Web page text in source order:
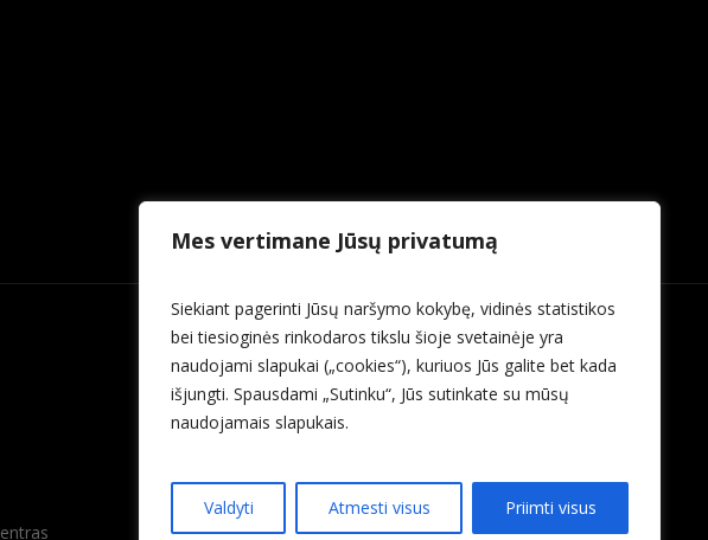
Mes vertimane Jūsų privatumą
Siekiant pagerinti Jūsų naršymo kokybę, vidinės statistikos
bei tiesioginės rinkodaros tikslu šioje svetainėje yra
naudojami slapukai („cookies“), kuriuos Jūs galite bet kada
išjungti. Spausdami „Sutinku“, Jūs sutinkate su mūsų
naudojamais slapukais.
Valdyti Atmesti visus Priimti visus